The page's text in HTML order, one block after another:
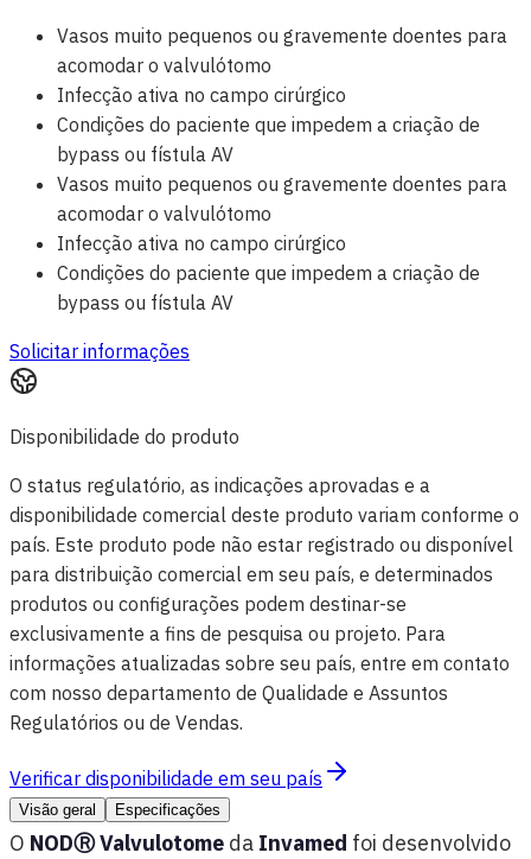
Vasos muito pequenos ou gravemente doentes para
acomodar o valvulótomo
Infecção ativa no campo cirúrgico
Condições do paciente que impedem a criação de
bypass ou fístula AV
Vasos muito pequenos ou gravemente doentes para
acomodar o valvulótomo
Infecção ativa no campo cirúrgico
Condições do paciente que impedem a criação de
bypass ou fístula AV
Solicitar informações
Disponibilidade do produto
O status regulatório, as indicações aprovadas e a
disponibilidade comercial deste produto variam conforme o
país. Este produto pode não estar registrado ou disponível
para distribuição comercial em seu país, e determinados
produtos ou configurações podem destinar-se
exclusivamente a fins de pesquisa ou projeto. Para
informações atualizadas sobre seu país, entre em contato
com nosso departamento de Qualidade e Assuntos
Regulatórios ou de Vendas.
Verificar disponibilidade em seu país
Visão geral Especificações
O NODⓇValvulotome da Invamed foi desenvolvido